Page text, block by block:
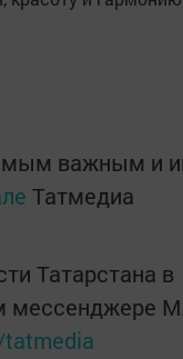
важным и
Татмедиа
Татарстана в
мессенджере